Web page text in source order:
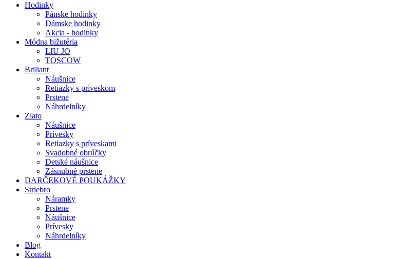
Hodinky
Pánske hodinky
Dámske hodinky
Akcia - hodinky
Módna bižutéria
LIU JO
TOSCOW
Briliant
Náušnice
Retiazky s príveskom
Prstene
Náhrdelníky
Zlato
Náušnice
Prívesky
Retiazky s príveskami
Svadobné obrúčky
Detské náušnice
Zásnubné prstene
DARČEKOVÉ POUKÁŽKY
Striebro
Náramky
Prstene
Náušnice
Prívesky
Náhrdelníky
Blog
Kontakt